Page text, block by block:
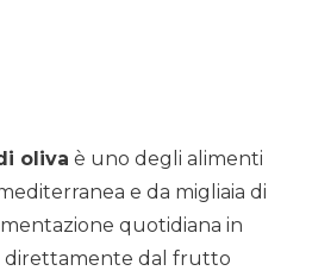
oliva è uno degli alimenti
e da migliaia di
quotidiana in
direttamente dal frutto